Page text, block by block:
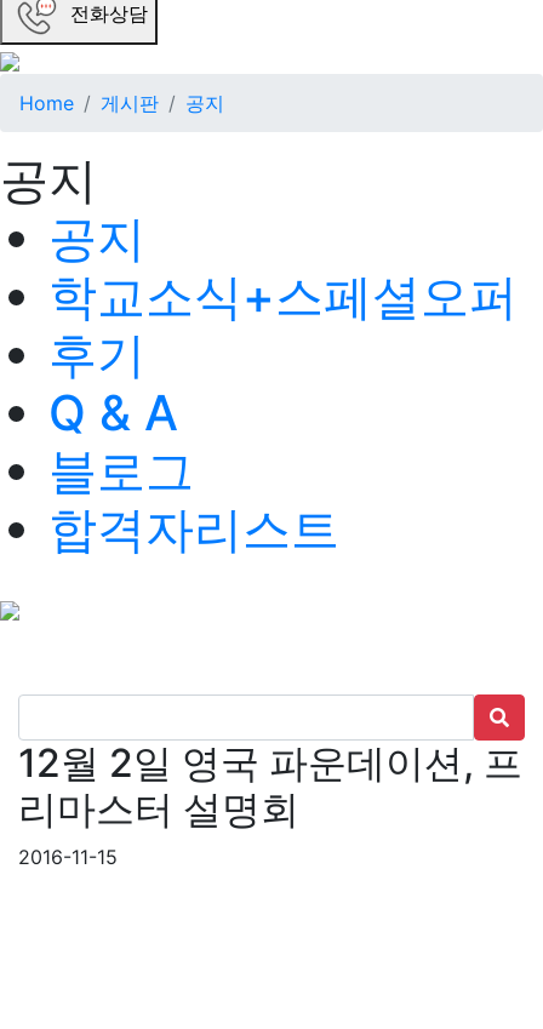
전화상담
Home 게시판 공지
공지
공지
학교소식+스페셜오퍼
후기
Q & A
블로그
합격자리스트
12월 2일 영국 파운데이션, 프
리마스터 설명회
2016-11-15